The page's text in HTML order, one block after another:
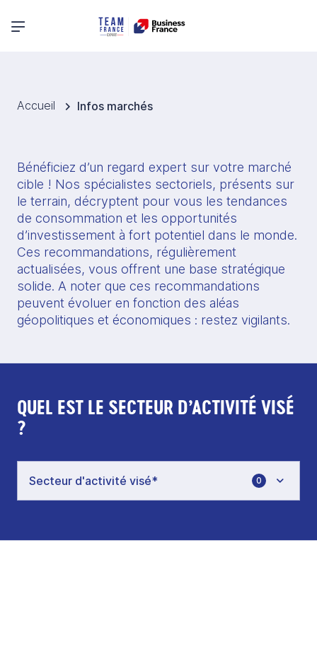
Menu principal
Accueil Infos marchés
Bénéficiez d’un regard expert sur votre marché
cible ! Nos spécialistes sectoriels, présents sur
le terrain, décryptent pour vous les tendances
de consommation et les opportunités
d’investissement à fort potentiel dans le monde.
Ces recommandations, régulièrement
actualisées, vous offrent une base stratégique
solide. A noter que ces recommandations
peuvent évoluer en fonction des aléas
géopolitiques et économiques : restez vigilants.
QUEL EST LE SECTEUR D’ACTIVITÉ VISÉ
?
0